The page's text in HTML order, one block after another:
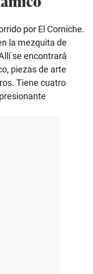
por El Corniche.
la mezquita de
se encontrará
piezas de arte
Tiene cuatro